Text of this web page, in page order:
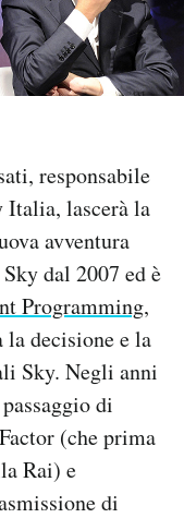
responsabile
lascerà la
avventura
dal 2007 ed è
Programming,
decisione e la
Sky. Negli anni
di
(che prima
Rai) e
di